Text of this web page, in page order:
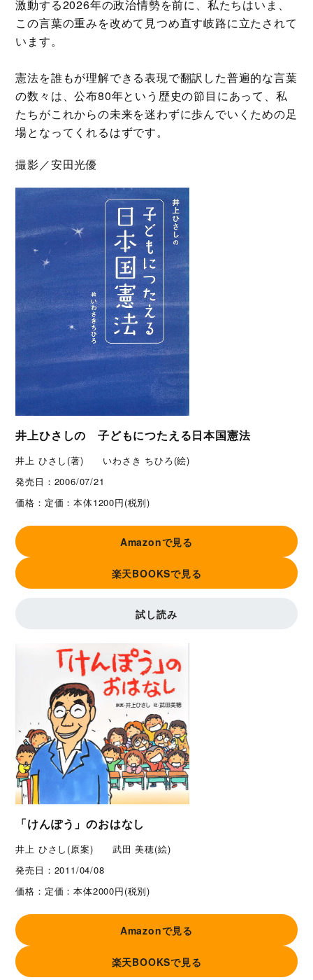
激動する2026年の政治情勢を前に、私たちはいま、
この言葉の重みを改めて見つめ直す岐路に立たされて
います。
憲法を誰もが理解できる表現で翻訳した普遍的な言葉
の数々は、公布80年という歴史の節目にあって、私
たちがこれからの未来を迷わずに歩んでいくための足
場となってくれるはずです。
撮影／安田光優
井上ひさしの 子どもにつたえる日本国憲法
井上 ひさし(著) いわさき ちひろ(絵)
発売日： 2006/07/21
価格： 定価：本体1200円(税別)
Amazonで見る
楽天BOOKSで見る
試し読み
「けんぽう」のおはなし
井上 ひさし(原案) 武田 美穂(絵)
発売日： 2011/04/08
価格： 定価：本体2000円(税別)
Amazonで見る
楽天BOOKSで見る